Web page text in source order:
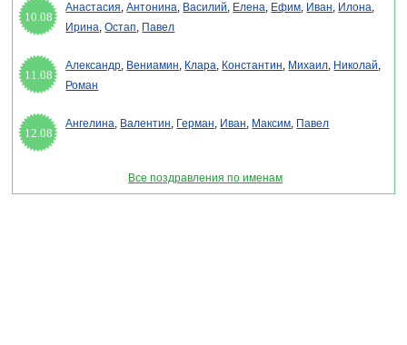
10.08
Анастасия,Антонина, Василий, Елена, Ефим, Иван, Илона,
Ирина,Остап, Павел
11.08
Александр, Вениамин, Клара, Константин, Михаил, Николай,
Роман
12.08
Ангелина, Валентин, Герман, Иван, Максим, Павел
Все поздравления по именам